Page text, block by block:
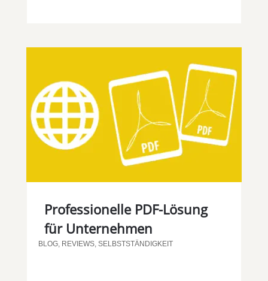
Professionelle PDF-Lösung
für Unternehmen
BLOG, REVIEWS, SELBSTSTÄNDIGKEIT